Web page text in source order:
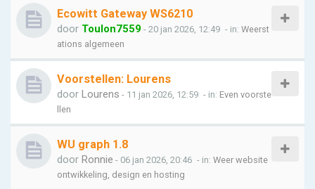
Ecowitt Gateway WS6210
door Toulon7559 - 20 jan 2026, 12:49 - in: Weerst
ations algemeen
Voorstellen: Lourens
door Lourens - 11 jan 2026, 12:59 - in: Even voorste
llen
WU graph 1.8
door Ronnie - 06 jan 2026, 20:46 - in: Weer website
ontwikkeling, design en hosting